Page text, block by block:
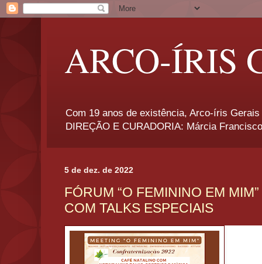
ARCO-ÍRIS
Com 19 anos de existência, Arco-íris
DIREÇÃO E CURADORIA: Márcia
5 de dez. de 2022
FÓRUM “O FEMININO EM
COM TALKS ESPECIAIS